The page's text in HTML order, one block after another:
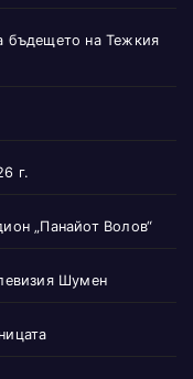
бъдещето на Тежкия
г.
„Панайот Волов“
Шумен